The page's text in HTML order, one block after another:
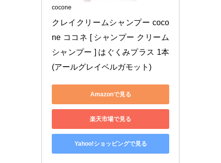
cocone
クレイクリームシャンプー coco
ne ココネ [ シャンプー クリーム
シャンプー ] はぐくみプラス 1本
(アールグレイベルガモット)
Amazonで見る
楽天市場で見る
Yahoo!ショッピングで見る